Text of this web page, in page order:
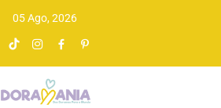
05 Ago, 2026
Doramania
De drama asiático a gente entende